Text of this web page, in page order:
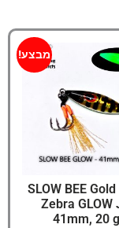
מבצע!
SLOW BEE
Zebra GLOW
41mm, 20